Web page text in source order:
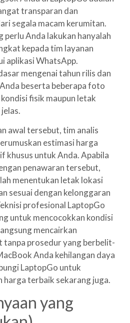
transparan dan
segala macam kerumitan.
perlu Anda lakukan hanyalah
kepada tim layanan
aplikasi WhatsApp.
mengenai tahun rilis dan
beserta beberapa foto
fisik maupun letak
awal tersebut, tim analis
estimasi harga
khusus untuk Anda. Apabila
penawaran tersebut,
menentukan letak lokasi
sesuai dengan kelonggaran
profesional LaptopGo
untuk mencocokkan kondisi
mencairkan
tanpa prosedur yang berbelit-
Anda kehilangan daya
LaptopGo untuk
harga terbaik sekarang juga.
yang